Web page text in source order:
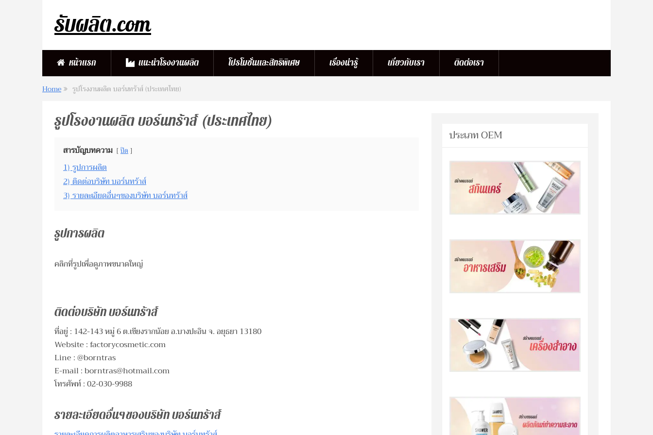
รับผลิต.com
หน้าแรก แนะนำโรงงานผลิต โปรโมชั่นและสิทธิพิเศษ เรื่องน่ารู้ เกี่ยวกับเรา ติดต่อเรา
Home รูปโรงงานผลิต บอร์นทร้าส์ (ประเทศไทย)
รูปโรงงานผลิต บอร์นทร้าส์ (ประเทศไทย)
สารบัญบทความ ปิด
1) รูปการผลิต
2) ติดต่อบริษัท บอร์นทร้าส์
3) รายละเอียดอื่นๆของบริษัท บอร์นทร้าส์
รูปการผลิต
คลิกที่รูปเพื่อดูภาพขนาดใหญ่
ติดต่อบริษัท บอร์นทร้าส์
ที่อยู่ : 142-143 หมู่ 6 ต.เชียงรากน้อย อ.บางปะอิน จ. อยุธยา 13180
Website : factorycosmetic.com
Line : @borntras
E-mail :borntras@hotmail.com
โทรศัพท์ : 02-030-9988
รายละเอียดอื่นๆของบริษัท บอร์นทร้าส์
ประเภท OEM